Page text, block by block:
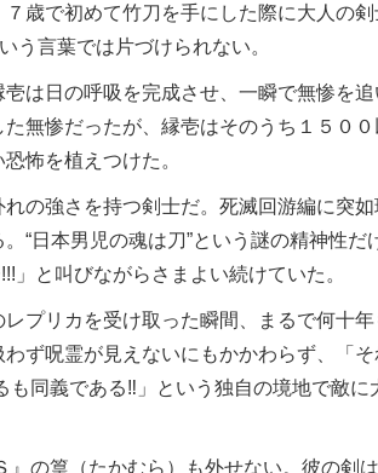
歳で初めて竹刀を手にした際に大人の剣
う言葉では片づけられない。
は日の呼吸を完成させ、一瞬で無惨を追
無惨だったが、縁壱はそのうち１５００
怖を植えつけた。
の強さを持つ剣士だ。死滅回游編に突如
“日本男児の魂は刀”という謎の精神性だ
」と叫びながらさまよい続けていた。
プリカを受け取った瞬間、まるで何十年
ず呪霊が見えないにもかかわらず、「
同義である‼」という独自の境地で敵に
の篁（たかむら）も外せない。彼の剣